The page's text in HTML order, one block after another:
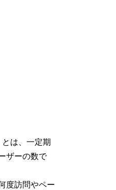
は、一定期
ザーの数で
度訪問やペー